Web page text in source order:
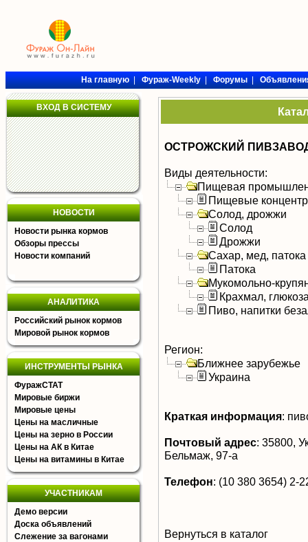
На главную|Фураж-Weekly|Форумы|
ВХОД В СИСТЕМУ
НОВОСТИ
Новости рынка кормов
Обзоры прессы
Новости компаний
АНАЛИТИКА
Российский рынок кормов
Мировой рынок кормов
ИНСТРУМЕНТЫ РЫНКА
ФуражСТАТ
Мировые биржи
Мировые цены
Цены на масличные
Цены на зерно в России
Цены на АК в Китае
Цены на витамины в Китае
УЧАСТНИКАМ
Демо версии
Доска объявлений
Слежение за вагонами
ОСТРОЖСКИЙ
Виды деятельности:
Пищевая
Пищевые
Солод, дрожжи
Солод
Дрожжи
Сахар, мед, патока
Патока
Мукомольно-
Крахмал,
Пиво, напитки
Регион:
Ближнее зарубежье
Украина
Краткая информация:
Почтовый адрес: 35800,
Бельмаж, 97-а
Телефон: (10 380 3654) 2-
Вернуться в каталог